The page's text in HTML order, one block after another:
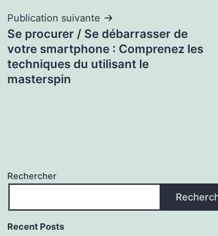
Publication suivante
Se procurer / Se débarrasser de
votre smartphone : Comprenez les
techniques du utilisant le
masterspin
Rechercher
Recent Posts